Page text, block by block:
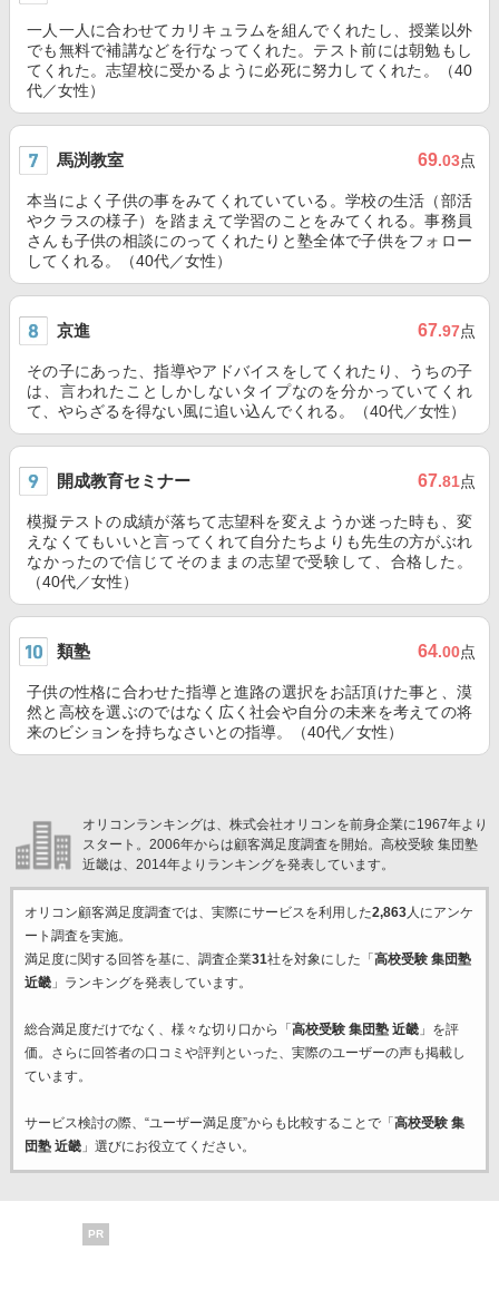
一人一人に合わせてカリキュラムを組んでくれたし、授業以外
でも無料で補講などを行なってくれた。テスト前には朝勉もし
てくれた。志望校に受かるように必死に努力してくれた。（40
代／女性）
馬渕教室 69.03点
本当によく子供の事をみてくれていている。学校の生活（部活
やクラスの様子）を踏まえて学習のことをみてくれる。事務員
さんも子供の相談にのってくれたりと塾全体で子供をフォロー
してくれる。（40代／女性）
京進 67.97点
その子にあった、指導やアドバイスをしてくれたり、うちの子
は、言われたことしかしないタイプなのを分かっていてくれ
て、やらざるを得ない風に追い込んでくれる。（40代／女性）
開成教育セミナー 67.81点
模擬テストの成績が落ちて志望科を変えようか迷った時も、変
えなくてもいいと言ってくれて自分たちよりも先生の方がぶれ
なかったので信じてそのままの志望で受験して、合格した。
（40代／女性）
類塾 64.00点
子供の性格に合わせた指導と進路の選択をお話頂けた事と、漠
然と高校を選ぶのではなく広く社会や自分の未来を考えての将
来のビションを持ちなさいとの指導。（40代／女性）
オリコンランキングは、株式会社オリコンを前身企業に1967年より
スタート。2006年からは顧客満足度調査を開始。高校受験 集団塾
近畿は、2014年よりランキングを発表しています。
オリコン顧客満足度調査では、実際にサービスを利用した2,863人にアンケ
ート調査を実施。
満足度に関する回答を基に、調査企業31社を対象にした「 高校受験 集団塾
近畿」ランキングを発表しています。
総合満足度だけでなく、様々な切り口から「 高校受験 集団塾 近畿」を評
価。さらに回答者の口コミや評判といった、実際のユーザーの声も掲載し
ています。
サービス検討の際、“ユーザー満足度”からも比較することで「 高校受験 集
団塾 近畿」選びにお役立てください。
PR